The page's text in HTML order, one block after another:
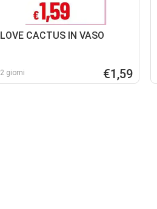
LOVE CACTUS IN VASO
2 giorni €1,59